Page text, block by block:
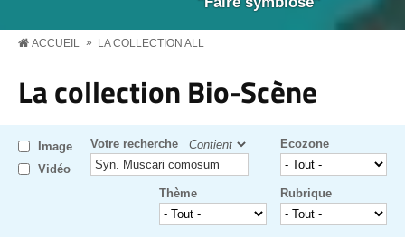
ACCUEIL » LA COLLECTION ALL
La collection Bio-Scène
Image
Vidéo
Votre recherche Ecozone
Rubrique
Thème